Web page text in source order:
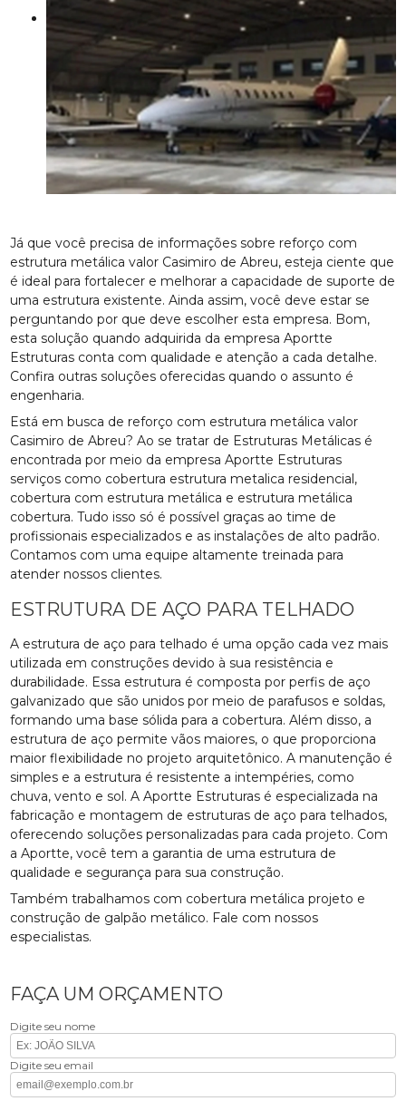
Já que você precisa de informações sobre reforço com
estrutura metálica valor Casimiro de Abreu, esteja ciente que
é ideal para fortalecer e melhorar a capacidade de suporte de
uma estrutura existente. Ainda assim, você deve estar se
perguntando por que deve escolher esta empresa. Bom,
esta solução quando adquirida da empresa Aportte
Estruturas conta com qualidade e atenção a cada detalhe.
Confira outras soluções oferecidas quando o assunto é
engenharia.
Está em busca de reforço com estrutura metálica valor
Casimiro de Abreu? Ao se tratar de Estruturas Metálicas é
encontrada por meio da empresa Aportte Estruturas
serviços como cobertura estrutura metalica residencial,
cobertura com estrutura metálica e estrutura metálica
cobertura. Tudo isso só é possível graças ao time de
profissionais especializados e as instalações de alto padrão.
Contamos com uma equipe altamente treinada para
atender nossos clientes.
ESTRUTURA DE AÇO PARA TELHADO
A estrutura de aço para telhado é uma opção cada vez mais
utilizada em construções devido à sua resistência e
durabilidade. Essa estrutura é composta por perfis de aço
galvanizado que são unidos por meio de parafusos e soldas,
formando uma base sólida para a cobertura. Além disso, a
estrutura de aço permite vãos maiores, o que proporciona
maior flexibilidade no projeto arquitetônico. A manutenção é
simples e a estrutura é resistente a intempéries, como
chuva, vento e sol. A Aportte Estruturas é especializada na
fabricação e montagem de estruturas de aço para telhados,
oferecendo soluções personalizadas para cada projeto. Com
a Aportte, você tem a garantia de uma estrutura de
qualidade e segurança para sua construção.
Também trabalhamos com cobertura metálica projeto e
construção de galpão metálico. Fale com nossos
especialistas.
FAÇA UM ORÇAMENTO
Digite seu nome
Digite seu email